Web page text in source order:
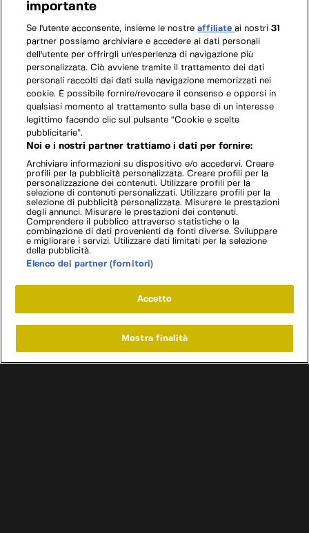
importante
Se l'utente acconsente, insieme le nostreaffiliateai nostri31
partner possiamo archiviare e accedere ai dati personali
dell'utente per offrirgli un'esperienza di navigazione più
personalizzata. Ciò avviene tramite il trattamento dei dati
personali raccolti dai dati sulla navigazione memorizzati nei
cookie. È possibile fornire/revocare il consenso e opporsi in
qualsiasi momento al trattamento sulla base di un interesse
legittimo facendo clic sul pulsante “Cookie e scelte
pubblicitarie”.
Noi e i nostri partner trattiamo i dati per fornire:
Archiviare informazioni su dispositivo e/o accedervi. Creare
profili per la pubblicità personalizzata. Creare profili per la
personalizzazione dei contenuti. Utilizzare profili per la
selezione di contenuti personalizzati. Utilizzare profili per la
selezione di pubblicità personalizzata. Misurare le prestazioni
degli annunci. Misurare le prestazioni dei contenuti.
Comprendere il pubblico attraverso statistiche o la
combinazione di dati provenienti da fonti diverse. Sviluppare
e migliorare i servizi. Utilizzare dati limitati per la selezione
della pubblicità.
Elenco dei partner (fornitori)
Accetto
Mostra finalità